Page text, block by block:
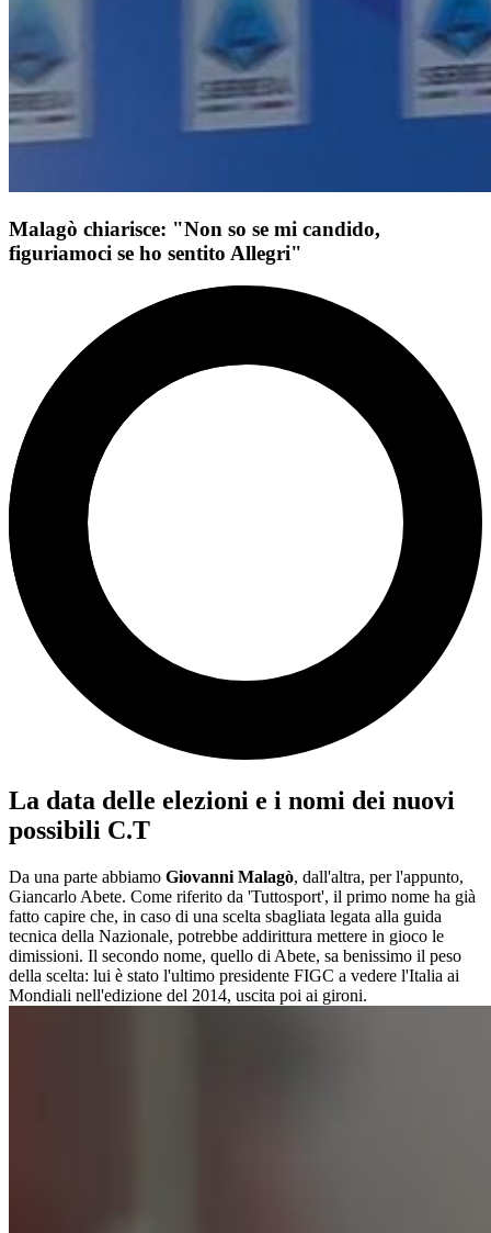
Malagò chiarisce: "Non so se mi candido,
figuriamoci se ho sentito Allegri"
La data delle elezioni e i nomi dei nuovi
possibili C.T
Da una parte abbiamo Giovanni Malagò, dall'altra, per l'appunto,
Giancarlo Abete. Come riferito da 'Tuttosport', il primo nome ha già
fatto capire che, in caso di una scelta sbagliata legata alla guida
tecnica della Nazionale, potrebbe addirittura mettere in gioco le
dimissioni. Il secondo nome, quello di Abete, sa benissimo il peso
della scelta: lui è stato l'ultimo presidente FIGC a vedere l'Italia ai
Mondiali nell'edizione del 2014, uscita poi ai gironi.